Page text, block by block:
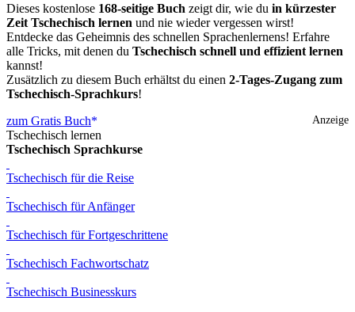
Dieses kostenlose 168-seitige Buch zeigt dir, wie du in kürzester
Zeit Tschechisch lernen und nie wieder vergessen wirst!
Entdecke das Geheimnis des schnellen Sprachenlernens! Erfahre
alle Tricks, mit denen du Tschechisch schnell und effizient lernen
kannst!
Zusätzlich zu diesem Buch erhältst du einen 2-Tages-Zugang zum
Tschechisch-Sprachkurs!
Anzeige
zum Gratis Buch
Tschechisch lernen
Tschechisch Sprachkurse
Tschechisch für die Reise
Tschechisch für Anfänger
Tschechisch für Fortgeschrittene
Tschechisch Fachwortschatz
Tschechisch Businesskurs